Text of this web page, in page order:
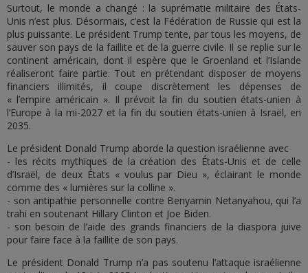
Surtout, le monde a changé : la suprématie militaire des États-
Unis n’est plus. Désormais, c’est la Fédération de Russie qui est la
plus puissante. Le président Trump tente, par tous les moyens, de
sauver son pays de la faillite et de la guerre civile. Il se replie sur le
continent américain, dont il espère que le Groenland et l’Islande
réaliseront faire partie. Tout en prétendant disposer de moyens
financiers illimités, il coupe discrètement les dépenses de
« l’empire américain ». Il prévoit la fin du soutien états-unien à
l’Europe à la mi-2027 et la fin du soutien états-unien à Israël, en
2035.
Le président Donald Trump aborde la question israélienne avec
- les récits mythiques de la création des États-Unis et de celle
d’Israël, de deux États « voulus par Dieu », éclairant le monde
comme des « lumières sur la colline ».
- son antipathie personnelle contre Benyamin Netanyahou, qui l’a
trahi en soutenant Hillary Clinton et Joe Biden.
- son besoin de l’aide des grands financiers de la diaspora juive
pour faire face à la faillite de son pays.
Le président Donald Trump n’a pas soutenu l’attaque israélienne